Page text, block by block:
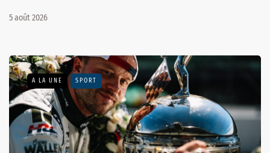
5 août 2026
A LA UNE SPORT